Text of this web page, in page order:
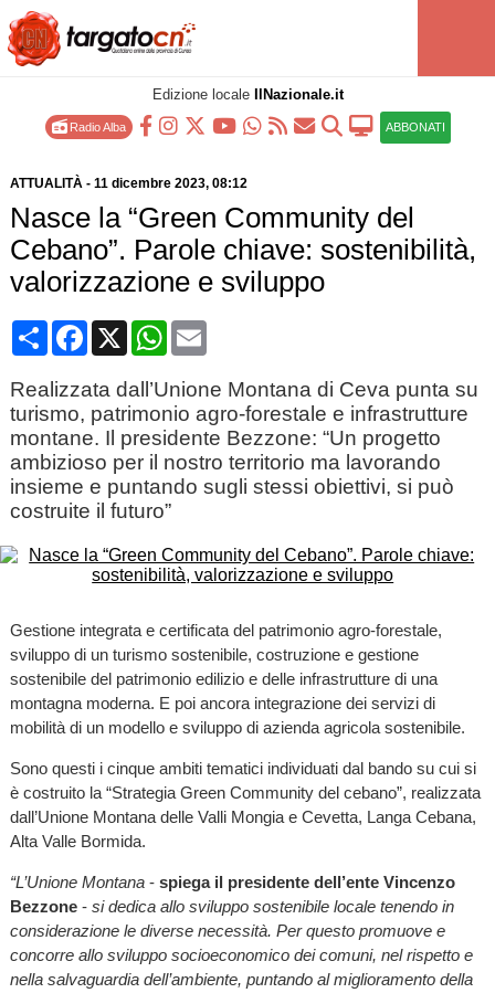
Edizione locale IlNazionale.it
Radio Alba ABBONATI
ATTUALITÀ- 11 dicembre 2023, 08:12
Nasce la “Green Community del
Cebano”. Parole chiave: sostenibilità,
valorizzazione e sviluppo
CondividiFacebook
X WhatsApp
Email
Realizzata dall’Unione Montana di Ceva punta su
turismo, patrimonio agro-forestale e infrastrutture
montane. Il presidente Bezzone: “Un progetto
ambizioso per il nostro territorio ma lavorando
insieme e puntando sugli stessi obiettivi, si può
costruite il futuro”
Gestione integrata e certificata del patrimonio agro-forestale,
sviluppo di un turismo sostenibile, costruzione e gestione
sostenibile del patrimonio edilizio e delle infrastrutture di una
montagna moderna. E poi ancora integrazione dei servizi di
mobilità di un modello e sviluppo di azienda agricola sostenibile.
Sono questi i cinque ambiti tematici individuati dal bando su cui si
è costruito la “Strategia Green Community del cebano”, realizzata
dall’Unione Montana delle Valli Mongia e Cevetta, Langa Cebana,
Alta Valle Bormida.
“L’Unione Montana - spiega il presidente dell’ente Vincenzo
Bezzone-si dedica allo sviluppo sostenibile locale tenendo in
considerazione le diverse necessità. Per questo promuove e
concorre allo sviluppo socioeconomico dei comuni, nel rispetto e
nella salvaguardia dell’ambiente, puntando al miglioramento della